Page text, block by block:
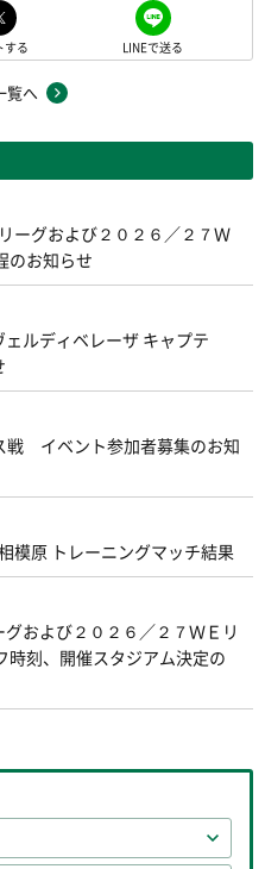
する LINEで送る
覧へ
ーグおよび２０２６／２７Ｗ
のお知らせ
ルディベレーザ キャプテ
戦 イベント参加者募集のお知
模原 トレーニングマッチ結果
グおよび２０２６／２７ＷＥリ
刻、開催スタジアム決定の